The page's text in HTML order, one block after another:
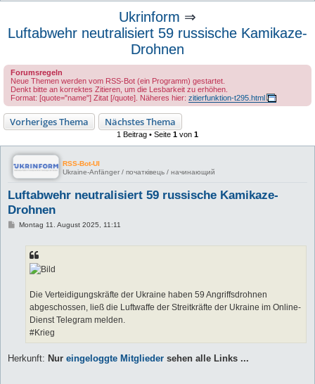
Ukrinform ⇒
Luftabwehr neutralisiert 59 russische Kamikaze-
Drohnen
Forumsregeln
Neue Themen werden vom RSS-Bot (ein Programm) gestartet.
Denkt bitte an korrektes Zitieren, um die Lesbarkeit zu erhöhen.
Format: [quote="name"] Zitat [/quote]. Näheres hier: zitierfunktion-t295.html
Vorheriges Thema Nächstes Thema
1 Beitrag • Seite 1 von 1
RSS-Bot-UI
Ukraine-Anfänger / початківець / начинающий
Luftabwehr neutralisiert 59 russische Kamikaze-
Drohnen
BMontag 11. August 2025, 11:11
Die Verteidigungskräfte der Ukraine haben 59 Angriffsdrohnen
abgeschossen, ließ die Luftwaffe der Streitkräfte der Ukraine im Online-
Dienst Telegram melden.
#Krieg
Herkunft: Nur eingeloggte Mitglieder sehen alle Links ...